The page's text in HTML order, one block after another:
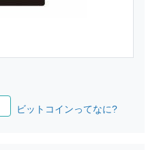
ビットコインってなに?